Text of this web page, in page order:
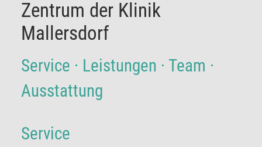
Zentrum der Klinik
Mallersdorf
Service · Leistungen · Team ·
Ausstattung
Service